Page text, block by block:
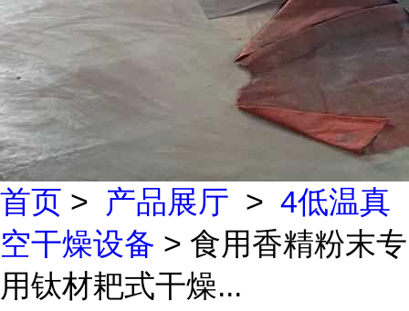
首页 > 产品展厅 > 4低温真
空干燥设备 > 食用香精粉末专
用钛材耙式干燥...